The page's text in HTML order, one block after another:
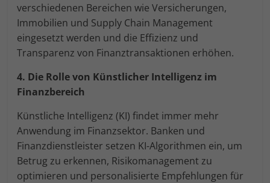
verschiedenen Bereichen wie Versicherungen,
Immobilien und Supply Chain Management
eingesetzt werden und die Effizienz und
Transparenz von Finanztransaktionen erhöhen.
4. Die Rolle von Künstlicher Intelligenz im
Finanzbereich
Künstliche Intelligenz (KI) findet immer mehr
Anwendung im Finanzsektor. Banken und
Finanzdienstleister setzen KI-Algorithmen ein, um
Betrug zu erkennen, Risikomanagement zu
optimieren und personalisierte Empfehlungen für